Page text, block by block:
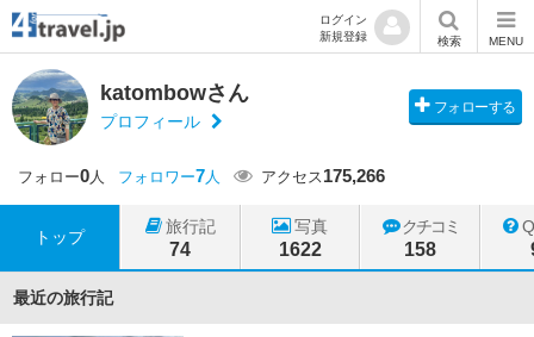
ログイン
新規登録
検索 MENU
katombowさん
プロフィール
フォローする
フォロー0人 フォロワー7人 アクセス175,266
トップ
旅行記
74
写真
1622
クチコミ
158
最近の旅行記